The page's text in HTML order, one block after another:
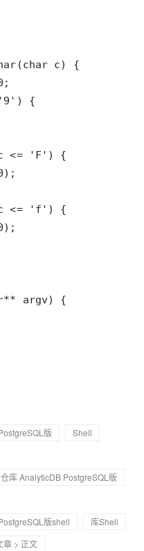
版
Shell
库 AnalyticDB PostgreSQL版
版shell
库Shell
章 > 正文